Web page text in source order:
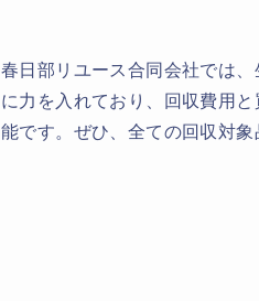
春日部リユース合同会社では
に力を入れており、回収費用
能です。ぜひ、全ての回収対象